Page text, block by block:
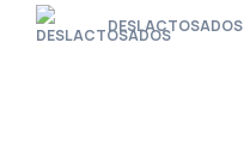
DESLACTOSADOS